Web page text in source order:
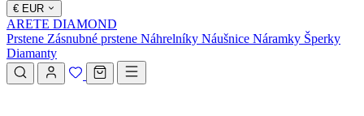
€ EUR
ARETE DIAMOND
Prstene Zásnubné prstene Náhrelníky Náušnice Náramky Šperky
Diamanty